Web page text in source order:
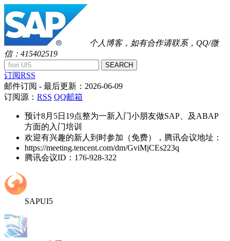
个人博客，如有合作请联系，QQ/微
信：415402519
SEARCH
订阅RSS
邮件订阅 - 最后更新： 2026-06-09
订阅源： RSS QQ邮箱
预计8月5日19点整为一新入门小朋友做SAP、及ABAP
方面的入门培训
欢迎有兴趣的新人到时参加（免费），腾讯会议地址：
https://meeting.tencent.com/dm/GviMjCEs223q
腾讯会议ID：176-928-322
SAPUI5